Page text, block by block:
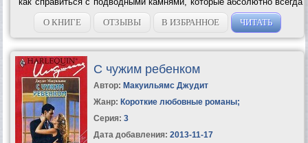
обнаруживаются при разговоре лицом к лицу. Вы сможете
изменить свое отношение...
О КНИГЕ ОТЗЫВЫ В ИЗБРАННОЕ ЧИТАТЬ
С чужим ребенком
Автор: Макуильямс Джудит
Жанр: Короткие любовные романы;
Серия: 3
Дата добавления: 2013-11-17